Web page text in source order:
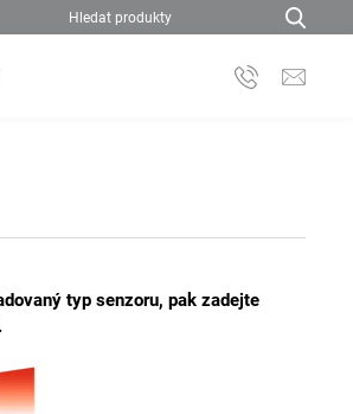
typ senzoru, pak zadejte